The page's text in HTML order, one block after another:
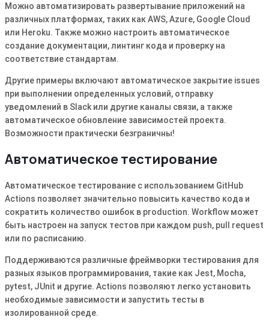
Можно автоматизировать развертывание приложений на
различных платформах, таких как AWS, Azure, Google Cloud
или Heroku. Также можно настроить автоматическое
создание документации, линтинг кода и проверку на
соответствие стандартам.
Другие примеры включают автоматическое закрытие issues
при выполнении определенных условий, отправку
уведомлений в Slack или другие каналы связи, а также
автоматическое обновление зависимостей проекта.
Возможности практически безграничны!
Автоматическое тестирование
Автоматическое тестирование с использованием GitHub
Actions позволяет значительно повысить качество кода и
сократить количество ошибок в production. Workflow может
быть настроен на запуск тестов при каждом push, pull request
или по расписанию.
Поддерживаются различные фреймворки тестирования для
разных языков программирования, такие как Jest, Mocha,
pytest, JUnit и другие. Actions позволяют легко установить
необходимые зависимости и запустить тесты в
изолированной среде.